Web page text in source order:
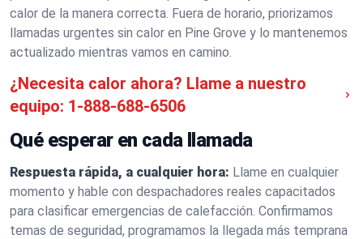
calor de la manera correcta. Fuera de horario, priorizamos
llamadas urgentes sin calor en Pine Grove y lo mantenemos
actualizado mientras vamos en camino.
¿Necesita calor ahora? Llame a nuestro
equipo: 1-888-688-6506
Qué esperar en cada llamada
Respuesta rápida, a cualquier hora: Llame en cualquier
momento y hable con despachadores reales capacitados
para clasificar emergencias de calefacción. Confirmamos
temas de seguridad, programamos la llegada más temprana